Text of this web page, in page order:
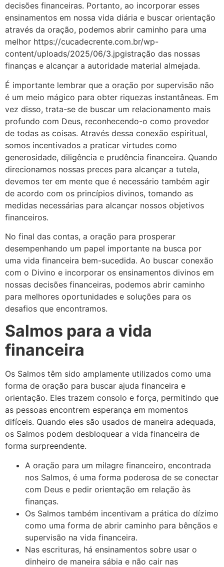
decisões financeiras. Portanto, ao incorporar esses
ensinamentos em nossa vida diária e buscar orientação
através da oração, podemos abrir caminho para uma
melhor https://cucadecrente.com.br/wp-
content/uploads/2025/06/3.jpgistração das nossas
finanças e alcançar a autoridade material almejada.
É importante lembrar que a oração por supervisão não
é um meio mágico para obter riquezas instantâneas. Em
vez disso, trata-se de buscar um relacionamento mais
profundo com Deus, reconhecendo-o como provedor
de todas as coisas. Através dessa conexão espiritual,
somos incentivados a praticar virtudes como
generosidade, diligência e prudência financeira. Quando
direcionamos nossas preces para alcançar a tutela,
devemos ter em mente que é necessário também agir
de acordo com os princípios divinos, tomando as
medidas necessárias para alcançar nossos objetivos
financeiros.
No final das contas, a oração para prosperar
desempenhando um papel importante na busca por
uma vida financeira bem-sucedida. Ao buscar conexão
com o Divino e incorporar os ensinamentos divinos em
nossas decisões financeiras, podemos abrir caminho
para melhores oportunidades e soluções para os
desafios que encontramos.
Salmos para a vida
financeira
Os Salmos têm sido amplamente utilizados como uma
forma de oração para buscar ajuda financeira e
orientação. Eles trazem consolo e força, permitindo que
as pessoas encontrem esperança em momentos
difíceis. Quando eles são usados ​​de maneira adequada,
os Salmos podem desbloquear a vida financeira de
forma surpreendente.
A oração para um milagre financeiro, encontrada
nos Salmos, é uma forma poderosa de se conectar
com Deus e pedir orientação em relação às
finanças.
Os Salmos também incentivam a prática do dízimo
como uma forma de abrir caminho para bênçãos e
supervisão na vida financeira.
Nas escrituras, há ensinamentos sobre usar o
dinheiro de maneira sábia e não cair nas